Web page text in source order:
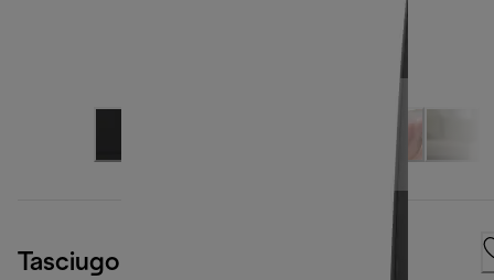
Tasciugo AriaDry Multi